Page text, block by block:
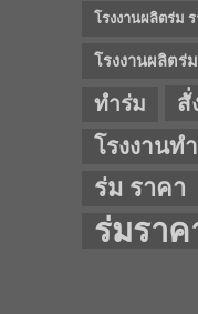
โรงงานผลิตร่ม
โรงงานผลิตร่ม
ทำร่ม
สั่
โรงงานท
ร่ม ราคา
ร่มราค